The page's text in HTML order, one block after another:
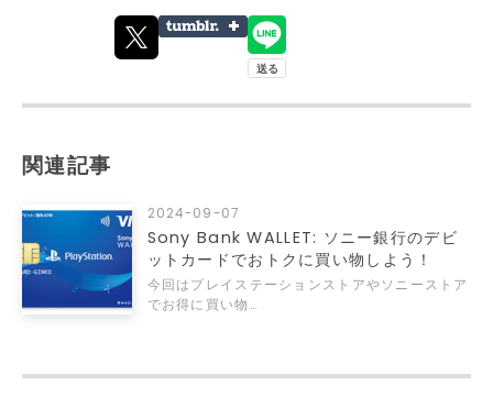
関連記事
2024-09-07
Sony Bank WALLET: ソニー銀行のデビ
ットカードでおトクに買い物しよう！
今回はプレイステーションストアやソニーストア
でお得に買い物…